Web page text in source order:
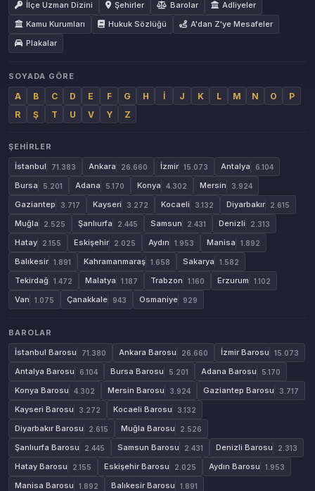
İlçe Uzman Dizini
Şehirler Barolar
Adliyeler
Kamu Kurumları
Hukuk Sözlüğü
A'dan Z'ye Mesafeler
Plakalar
SOYADA GÖRE
A B C D E F G H İ J K L M N O
P
R
Ş T U V Y Z
ŞEHIRLER
İstanbul
71.383 Ankara 26.660 İzmir 15.073 Antalya 6.104
Bursa 5.201 Adana 5.170 Konya 4.302 Mersin 3.924
Gaziantep 3.717 Kayseri 3.272 Kocaeli 3.132 Diyarbakır 2.615
Muğla 2.525 Şanlıurfa 2.445 Samsun 2.431 Denizli 2.313
Hatay 2.155 Eskişehir 2.025 Aydın 1.953 Manisa 1.892
Balıkesir 1.891 Kahramanmaraş 1.658 Sakarya 1.582
Tekirdağ 1.472 Malatya 1.187 Trabzon 1.160 Erzurum 1.102
Van 1.075 Çanakkale 943 Osmaniye 929
BAROLAR
İstanbul Barosu
71.380 Ankara Barosu 26.660 İzmir Barosu 15.073
Antalya Barosu 6.104 Bursa Barosu 5.201 Adana Barosu 5.170
Konya Barosu 4.302 Mersin Barosu 3.924 Gaziantep Barosu 3.717
Kayseri Barosu 3.272 Kocaeli Barosu 3.132
Diyarbakır Barosu 2.615 Muğla Barosu 2.526
Şanlıurfa Barosu 2.445 Samsun Barosu 2.431 Denizli Barosu 2.313
Hatay Barosu 2.155 Eskişehir Barosu 2.025 Aydın Barosu 1.953
Manisa Barosu 1.892 Balıkesir Barosu 1.891